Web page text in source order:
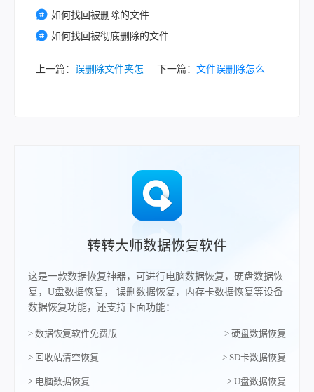
如何找回被删除的文件
如何找回被彻底删除的文件
上一篇： 误删除文件夹怎么找回？别担心，学会找回它们的方法！ 下一篇： 文件误删除怎么恢复——全面的恢复指南
转转大师数据恢复软件
这是一款数据恢复神器，可进行电脑数据恢复，硬盘数据恢
复，U盘数据恢复， 误删数据恢复，内存卡数据恢复等设备
数据恢复功能，还支持下面功能：
> 数据恢复软件免费版 > 硬盘数据恢复
> 回收站清空恢复 > SD卡数据恢复
> 电脑数据恢复 > U盘数据恢复